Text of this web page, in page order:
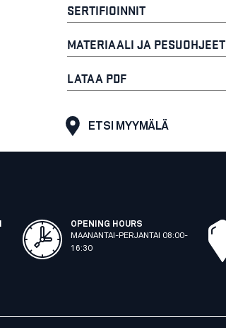
SERTIFIOINNIT
MATERIAALI JA PESUOHJEET
LATAA PDF
ETSI MYYMÄLÄ
OPENING HOURS
MAANANTAI-PERJANTAI 08:00-
16:30